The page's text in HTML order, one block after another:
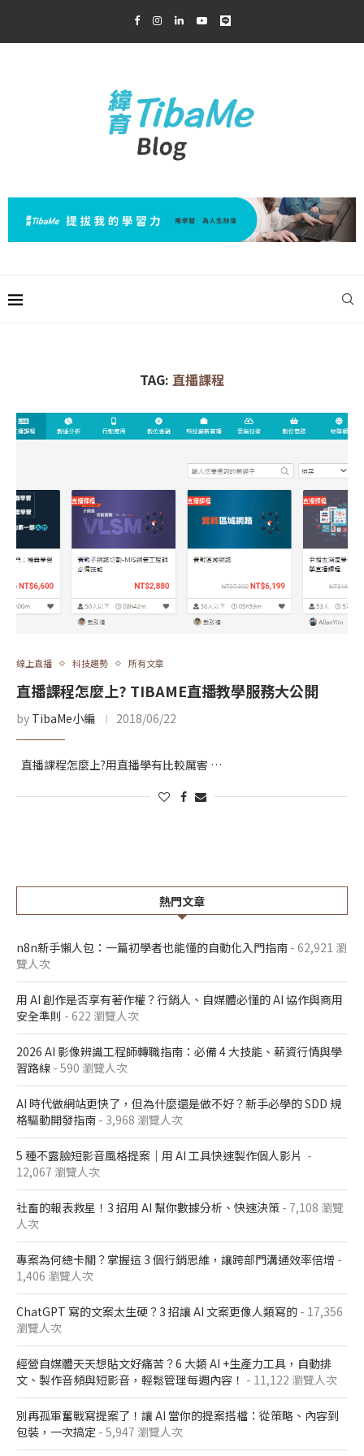
TAG: 直播課程
線上直播 科技趨勢 所有文章
直播課程怎麼上? TIBAME直播教學服務大公開
by TibaMe小編 2018/06/22
直播課程怎麼上?用直播學有比較厲害 …
熱門文章
n8n新手懶人包：一篇初學者也能懂的自動化入門指南 - 62,921 瀏
覽人次
用 AI 創作是否享有著作權？行銷人、自媒體必懂的 AI 協作與商用
安全準則 - 622 瀏覽人次
2026 AI 影像辨識工程師轉職指南：必備 4 大技能、薪資行情與學
習路線 - 590 瀏覽人次
AI 時代做網站更快了，但為什麼還是做不好？新手必學的 SDD 規
格驅動開發指南 - 3,968 瀏覽人次
5 種不露臉短影音風格提案｜用 AI 工具快速製作個人影片 -
12,067 瀏覽人次
社畜的報表救星！3 招用 AI 幫你數據分析、快速決策 - 7,108 瀏覽
人次
專案為何總卡關？掌握這 3 個行銷思維，讓跨部門溝通效率倍增 -
1,406 瀏覽人次
ChatGPT 寫的文案太生硬？3 招讓 AI 文案更像人類寫的 - 17,356
瀏覽人次
經營自媒體天天想貼文好痛苦？6 大類 AI +生產力工具，自動排
文、製作音頻與短影音，輕鬆管理每週內容！ - 11,122 瀏覽人次
別再孤軍奮戰寫提案了！讓 AI 當你的提案搭檔：從策略、內容到
包裝，一次搞定 - 5,947 瀏覽人次